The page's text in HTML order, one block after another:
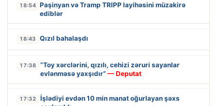
18:54 Paşinyan və Tramp TRIPP layihəsini müzakirə
ediblər
18:43 Qızıl bahalaşdı
17:38
“Toy xərclərini, qızılı, cehizi zəruri sayanlar
evlənməsə yaxşıdır” — Deputat
17:32
İşlədiyi evdən 10 min manat oğurlayan şəxs